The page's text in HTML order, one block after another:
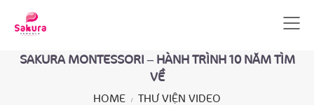
SAKURA MONTESSORI – HÀNH TRÌNH 10 NĂM TÌM
VỀ
HOME THƯ VIỆN VIDEO